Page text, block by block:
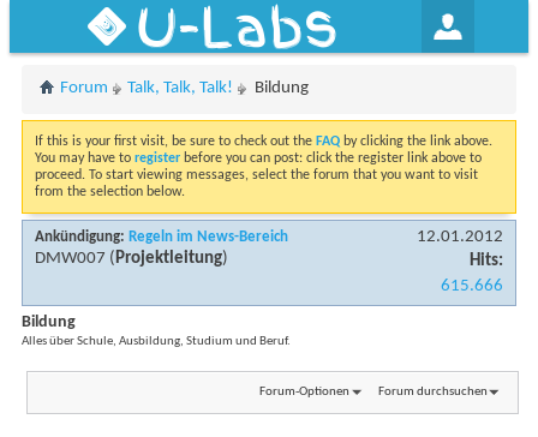
U-Labs
Forum Talk, Talk, Talk! Bildung
If this is your first visit, be sure to check out the FAQ by clicking the link above.
You may have to register before you can post: click the register link above to
proceed. To start viewing messages, select the forum that you want to visit
from the selection below.
Ankündigung: Regeln im News-Bereich
DMW007 (Projektleitung)
12.01.2012
Hits:
615.666
Bildung
Alles über Schule, Ausbildung, Studium und Beruf.
Forum-Optionen Forum durchsuchen